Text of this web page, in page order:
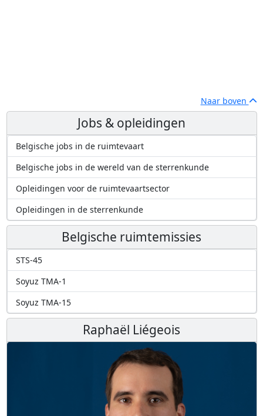
Naar boven
Jobs & opleidingen
Belgische jobs in de ruimtevaart
Belgische jobs in de wereld van de sterrenkunde
Opleidingen voor de ruimtevaartsector
Opleidingen in de sterrenkunde
Belgische ruimtemissies
STS-45
Soyuz TMA-1
Soyuz TMA-15
Raphaël Liégeois